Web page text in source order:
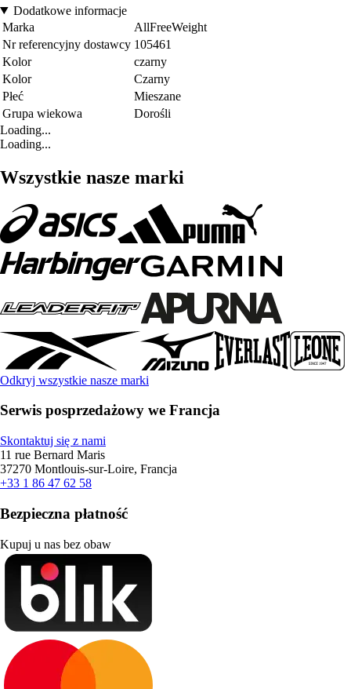
Dodatkowe informacje
Marka
AllFreeWeight
Nr referencyjny dostawcy 105461
Kolor
czarny
Kolor
Czarny
Płeć
Mieszane
Grupa wiekowa
Dorośli
Loading...
Loading...
Wszystkie nasze marki
Odkryj wszystkie nasze marki
Serwis posprzedażowy we Francja
Skontaktuj się z nami
11 rue Bernard Maris
37270 Montlouis-sur-Loire, Francja
+33 1 86 47 62 58
Bezpieczna płatność
Kupuj u nas bez obaw